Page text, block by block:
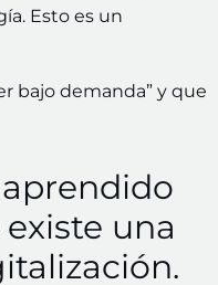
Esto es un
bajo demanda” y que
aprendido
existe una